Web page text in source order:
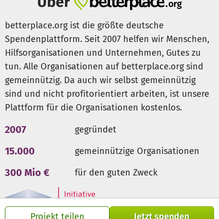
Projekt teilen Jetzt spenden
Rückfragen gerne zur Verfügung.
Euer Team von
Caring Elephants
betterplace.org ist die größte deutsche
Spendenplattform. Seit 2007 helfen wir Menschen,
Hilfsorganisationen und Unternehmen, Gutes zu
tun. Alle Organisationen auf betterplace.org sind
gemeinnützig. Da auch wir selbst gemeinnützig
sind und nicht profitorientiert arbeiten, ist unsere
Plattform für die Organisationen kostenlos.
2007 gegründet
15.000 gemeinnützige Organisationen
300 Mio € für den guten Zweck